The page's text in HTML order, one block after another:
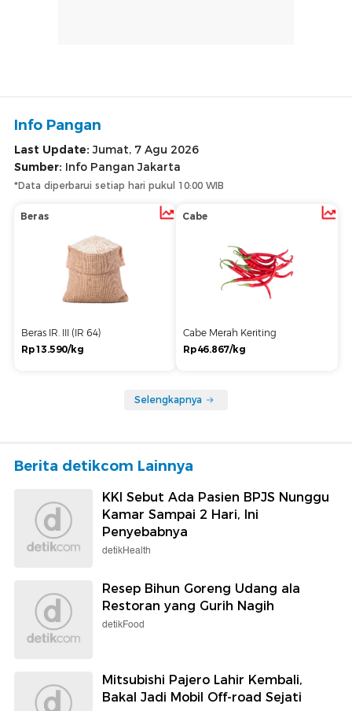
Info Pangan
Last Update:Jumat, 7 Agu 2026
Sumber: Info Pangan Jakarta
*Data diperbarui setiap hari pukul 10:00 WIB
Beras
Beras IR. III (IR 64)
Rp13.590/kg
Cabe
Cabe Merah Keriting
Rp46.867/kg
Selengkapnya
Berita detikcom Lainnya
KKI Sebut Ada Pasien BPJS Nunggu
Kamar Sampai 2 Hari, Ini
Penyebabnya
detikHealth
Resep Bihun Goreng Udang ala
Restoran yang Gurih Nagih
detikFood
Mitsubishi Pajero Lahir Kembali,
Bakal Jadi Mobil Off-road Sejati